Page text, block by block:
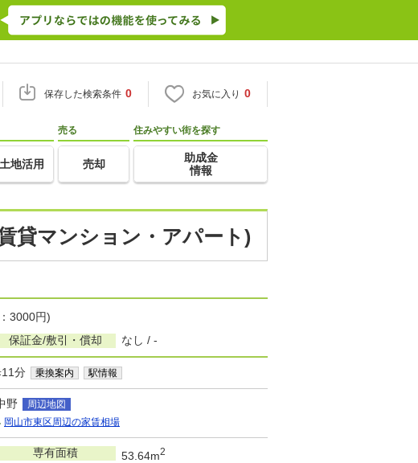
保存した検索条件 0 お気に入り 0
土地活用
売る
売却
住みやすい街を探す
助成金
情報
貸マンション・アパート)
3000円)
保証金/敷引・償却 なし / -
分 乗換案内 駅情報
野
周辺地図
岡山市東区周辺の家賃相場
専有面積 53.64m2